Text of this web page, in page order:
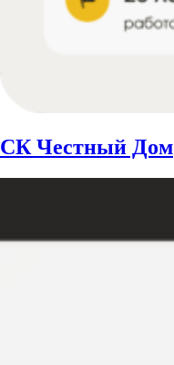
СК Честный Дом